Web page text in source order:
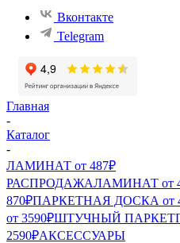
Вконтакте
Telegram
Главная
-
Каталог
-
ЛАМИНАТ от 487₽
РАСПРОДАЖАЛАМИНАТ от
870₽ПАРКЕТНАЯ ДОСКА от
от 3590₽ШТУЧНЫЙ ПАРКЕТ
2590₽АКСЕССУАРЫ